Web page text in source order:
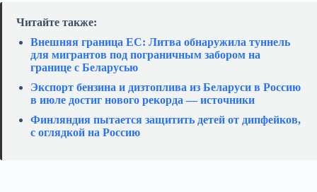
Читайте также:
Внешняя граница ЕС: Литва обнаружила туннель
для мигрантов под пограничным забором на
границе с Беларусью
Экспорт бензина и дизтоплива из Беларуси в Россию
в июле достиг нового рекорда — источники
Финляндия пытается защитить детей от дипфейков,
с оглядкой на Россию